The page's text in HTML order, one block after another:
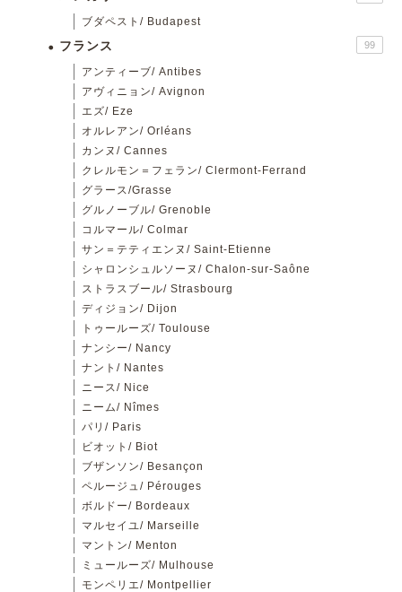
ブダペスト/ Budapest
フランス 99
アンティーブ/ Antibes
アヴィニョン/ Avignon
エズ/ Eze
オルレアン/ Orléans
カンヌ/ Cannes
クレルモン＝フェラン/ Clermont-Ferrand
グラース/Grasse
グルノーブル/ Grenoble
コルマール/ Colmar
サン＝テティエンヌ/ Saint-Etienne
シャロンシュルソーヌ/ Chalon-sur-Saône
ストラスブール/ Strasbourg
ディジョン/ Dijon
トゥールーズ/ Toulouse
ナンシー/ Nancy
ナント/ Nantes
ニース/ Nice
ニーム/ Nîmes
パリ/ Paris
ビオット/ Biot
ブザンソン/ Besançon
ペルージュ/ Pérouges
ボルドー/ Bordeaux
マルセイユ/ Marseille
マントン/ Menton
ミュールーズ/ Mulhouse
モンペリエ/ Montpellier